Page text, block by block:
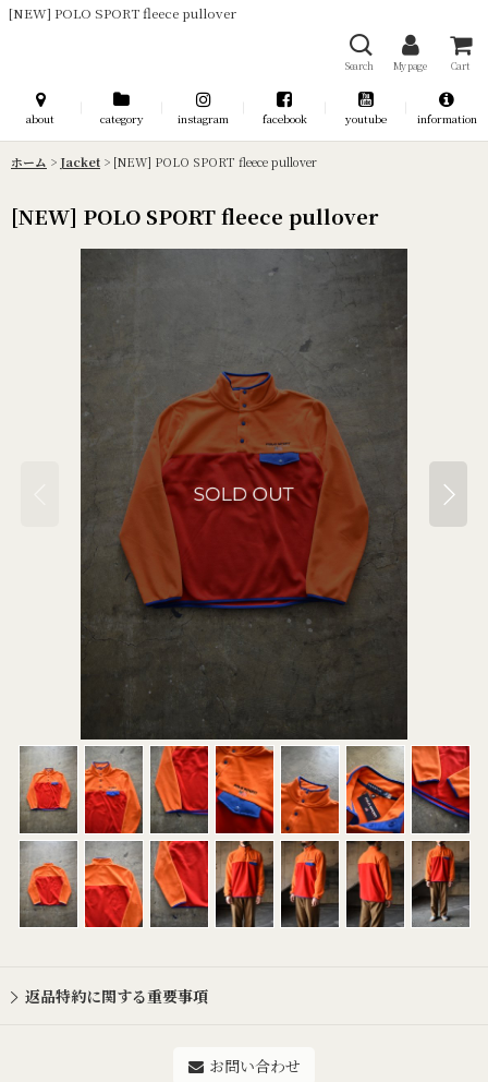
[NEW] POLO SPORT fleece pullover
Search My page Cart
about category instagram facebook youtube information
ホーム > Jacket > [NEW] POLO SPORT fleece pullover
[NEW] POLO SPORT fleece pullover
返品特約に関する重要事項
お問い合わせ